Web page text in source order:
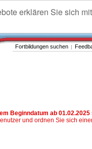
erklären Sie sich
Fortbildungen suchen |
Beginndatum ab 01.02.2025
und ordnen Sie sich